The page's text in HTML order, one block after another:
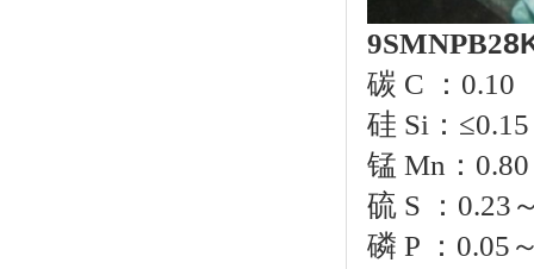
9SMNPB2
碳 C ：0.10
硅 Si：≤0.15
锰 Mn：
硫 S ：0.23
磷 P ：0.05